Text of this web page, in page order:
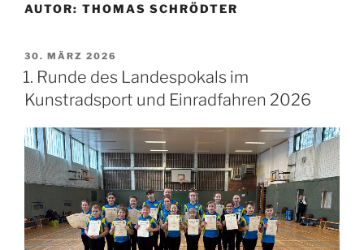
AUTOR: THOMAS SCHRÖDTER
VERÖFFENTLICHT
AM
30. MÄRZ 2026
1. Runde des Landespokals im
Kunstradsport und Einradfahren 2026